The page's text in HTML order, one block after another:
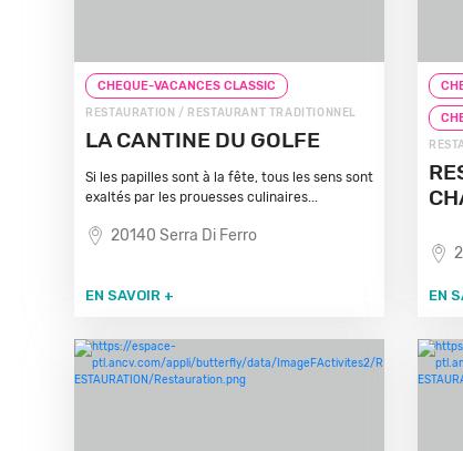
CHEQUE-VACANCES CLASSIC
RESTAURATION / RESTAURANT TRADITIONNEL
LA CANTINE DU GOLFE
Si les papilles sont à la fête, tous les sens sont
exaltés par les prouesses culinaires...
20140 Serra Di Ferro
EN SAVOIR + EN